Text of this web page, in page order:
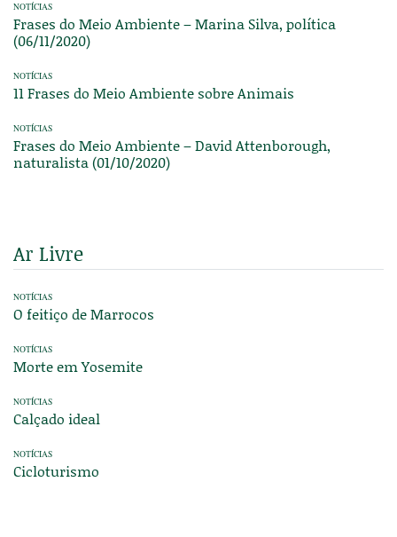
NOTÍCIAS
Frases do Meio Ambiente – Marina Silva, política
(06/11/2020)
NOTÍCIAS
11 Frases do Meio Ambiente sobre Animais
NOTÍCIAS
Frases do Meio Ambiente – David Attenborough,
naturalista (01/10/2020)
Ar Livre
NOTÍCIAS
O feitiço de Marrocos
NOTÍCIAS
Morte em Yosemite
NOTÍCIAS
Calçado ideal
NOTÍCIAS
Cicloturismo